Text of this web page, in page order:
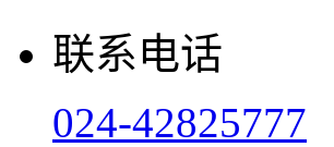
联系电话
024-42825777